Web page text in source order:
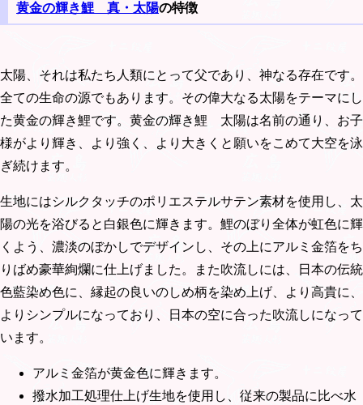
黄金の輝き鯉 真・太陽の特徴
太陽、それは私たち人類にとって父であり、神なる存在です。
全ての生命の源でもあります。その偉大なる太陽をテーマにし
た黄金の輝き鯉です。黄金の輝き鯉 太陽は名前の通り、お子
様がより輝き、より強く、より大きくと願いをこめて大空を泳
ぎ続けます。
生地にはシルクタッチのポリエステルサテン素材を使用し、太
陽の光を浴びると白銀色に輝きます。鯉のぼり全体が虹色に輝
くよう、濃淡のぼかしでデザインし、その上にアルミ金箔をち
りばめ豪華絢爛に仕上げました。また吹流しには、日本の伝統
色藍染め色に、縁起の良いのしめ柄を染め上げ、より高貴に、
よりシンプルになっており、日本の空に合った吹流しになって
います。
アルミ金箔が黄金色に輝きます。
撥水加工処理仕上げ生地を使用し、従来の製品に比べ水